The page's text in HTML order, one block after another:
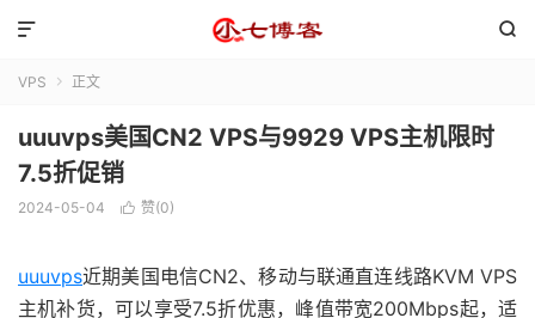


VPS  正文
uuuvps美国CN2 VPS与9929 VPS主机限时
7.5折促销
2024-05-04  赞(0)
uuuvps近期美国电信CN2、移动与联通直连线路KVM VPS
主机补货，可以享受7.5折优惠，峰值带宽200Mbps起，适